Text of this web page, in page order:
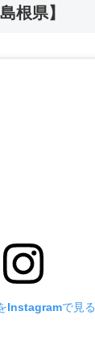
根県】
Instagramで見る